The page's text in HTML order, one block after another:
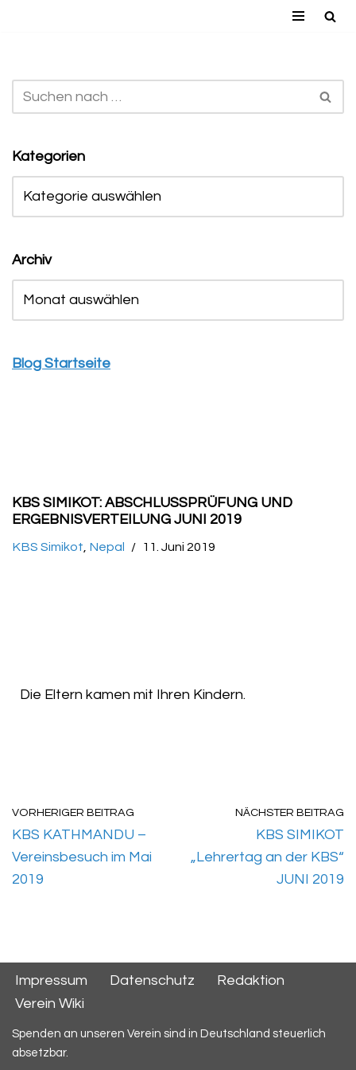
springen
Kategorien
Archiv
Blog Startseite
KBS SIMIKOT: ABSCHLUSSPRÜFUNG UND E
RGEBNISVERTEILUNG JUNI 2019
KBS Simikot Nepal 11. Juni 2019
Die Eltern kamen mit Ihren Kindern.
VORHERIGER BEITRAG
KBS KATHMANDU –
Vereinsbesuch im Mai
2019
NÄCHSTER BEITRAG
KBS SIMIKOT
„Lehrertag an der KBS“
JUNI 2019
Impressum Datenschutz
Redaktion
Verein Wiki
Spenden an unseren Verein sind in Deutschland steuerlich
absetzbar.